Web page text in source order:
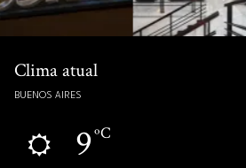
Clima atual
BUENOS AIRES
9ºC